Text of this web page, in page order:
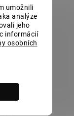
umožnili
analýze
jeho
informácií
osobních